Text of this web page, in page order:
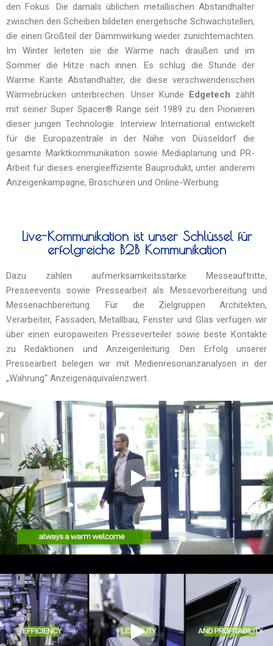
den Fokus. Die damals üblichen metallischen Abstandhalter
zwischen den Scheiben bildeten energetische Schwachstellen,
die einen Großteil der Dämmwirkung wieder zunichtemachten.
Im Winter leiteten sie die Wärme nach draußen und im
Sommer die Hitze nach innen. Es schlug die Stunde der
Warme Kante Abstandhalter, die diese verschwenderischen
Wärmebrücken unterbrechen. Unser Kunde Edgetech zählt
mit seiner Super Spacer® Range seit 1989 zu den Pionieren
dieser jungen Technologie. Interview International entwickelt
für die Europazentrale in der Nähe von Düsseldorf die
gesamte Marktkommunikation sowie Mediaplanung und PR-
Arbeit für dieses energieeffiziente Bauprodukt, unter anderem
Anzeigenkampagne, Broschüren und Online-Werbung.
Live-Kommunikation ist unser Schlüssel für
erfolgreiche B2B Kommunikation
Dazu zählen aufmerksamkeitsstarke Messeauftritte,
Presseevents sowie Pressearbeit als Messevorbereitung und
Messenachbereitung. Für die Zielgruppen Architekten,
Verarbeiter, Fassaden, Metallbau, Fenster und Glas verfügen wir
über einen europaweiten Presseverteiler sowie beste Kontakte
zu Redaktionen und Anzeigenleitung. Den Erfolg unserer
Pressearbeit belegen wir mit Medienresonanzanalysen in der
„Währung“ Anzeigenäquivalenzwert.